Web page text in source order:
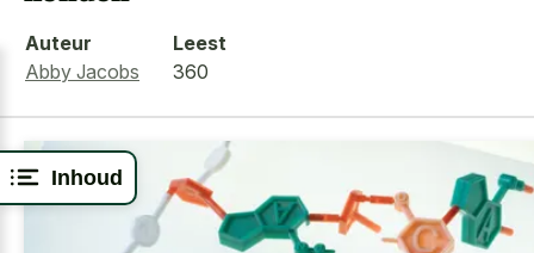
Inhoud
Auteur
Abby Jacobs
Leest
360